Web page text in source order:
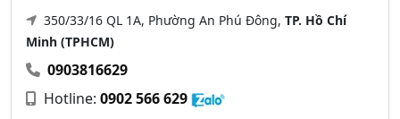
350/33/16 QL 1A, Phường An Phú Đông, TP. Hồ Chí
Minh (TPHCM)
0903816629
Hotline: 0902 566 629